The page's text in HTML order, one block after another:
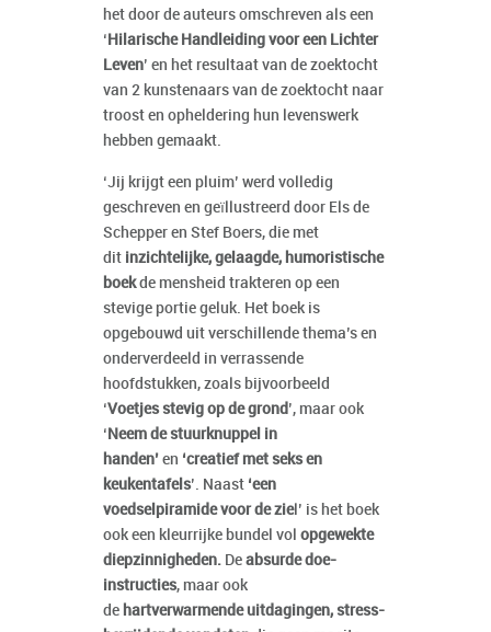
het door de auteurs omschreven als een
‘ Hilarische Handleiding voor een Lichter
Leven’ en het resultaat van de zoektocht
van 2 kunstenaars van de zoektocht naar
troost en opheldering hun levenswerk
hebben gemaakt.
‘Jij krijgt een pluim’ werd volledig
geschreven en geïllustreerd door Els de
Schepper en Stef Boers, die met
dit inzichtelijke, gelaagde, humoristische
boekde mensheid trakteren op een
stevige portie geluk. Het boek is
opgebouwd uit verschillende thema’s en
onderverdeeld in verrassende
hoofdstukken, zoals bijvoorbeeld
‘Voetjes stevig op de grond ’, maar ook
‘ Neem de stuurknuppel in
handen’ en ‘creatief met seks en
keukentafels’. Naast ‘een
voedselpiramide voor de ziel’ is het boek
ook een kleurrijke bundel vol opgewekte
diepzinnigheden. De absurde doe-
instructies, maar ook
de hartverwarmende uitdagingen, stress-